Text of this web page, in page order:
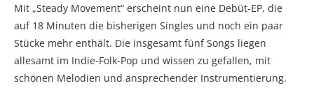
Mit „Steady Movement“ erscheint nun eine Debüt-EP, die
auf 18 Minuten die bisherigen Singles und noch ein paar
Stücke mehr enthält. Die insgesamt fünf Songs liegen
allesamt im Indie-Folk-Pop und wissen zu gefallen, mit
schönen Melodien und ansprechender Instrumentierung.